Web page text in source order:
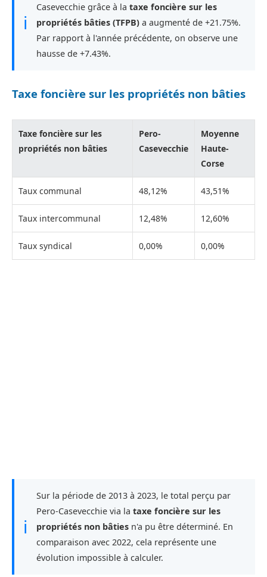
ℹ
Casevecchie grâce à la taxe foncière sur les
propriétés bâties (TFPB) a augmenté de +21.75%.
Par rapport à l'année précédente, on observe une
hausse de +7.43%.
Taxe foncière sur les propriétés non bâties
Taxe foncière sur les
propriétés non bâties
Pero-
Casevecchie
Moyenne
Haute-
Corse
Taux communal 48,12% 43,51%
Taux intercommunal 12,48% 12,60%
Taux syndical 0,00% 0,00%
ℹ
Sur la période de 2013 à 2023, le total perçu par
Pero-Casevecchie via la taxe foncière sur les
propriétés non bâties n'a pu être déterminé. En
comparaison avec 2022, cela représente une
évolution impossible à calculer.